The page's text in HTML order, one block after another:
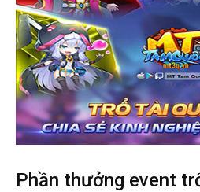
Phần thưởng event